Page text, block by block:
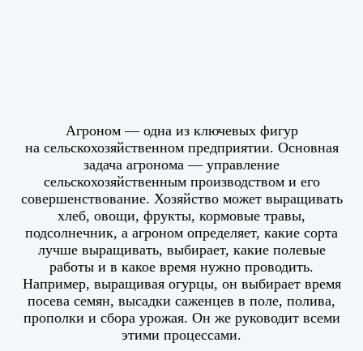
Агроном — одна из ключевых фигур
на сельскохозяйственном предприятии. Основная
задача агронома — управление
сельскохозяйственным производством и его
совершенствование. Хозяйство может выращивать
хлеб, овощи, фрукты, кормовые травы,
подсолнечник, а агроном определяет, какие сорта
лучше выращивать, выбирает, какие полевые
работы и в какое время нужно проводить.
Например, выращивая огурцы, он выбирает время
посева семян, высадки саженцев в поле, полива,
прополки и сбора урожая. Он же руководит всеми
этими процессами.